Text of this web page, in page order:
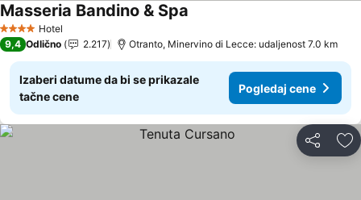
4 ZvezdiceHotel
Masseria Bandino & Spa
9,4 Odlično 2.217 Otranto, Minervino di Lecce: udaljenost 7.0 km
Izaberi datume da bi se prikazale
tačne cene
Pogledaj cene
Deli